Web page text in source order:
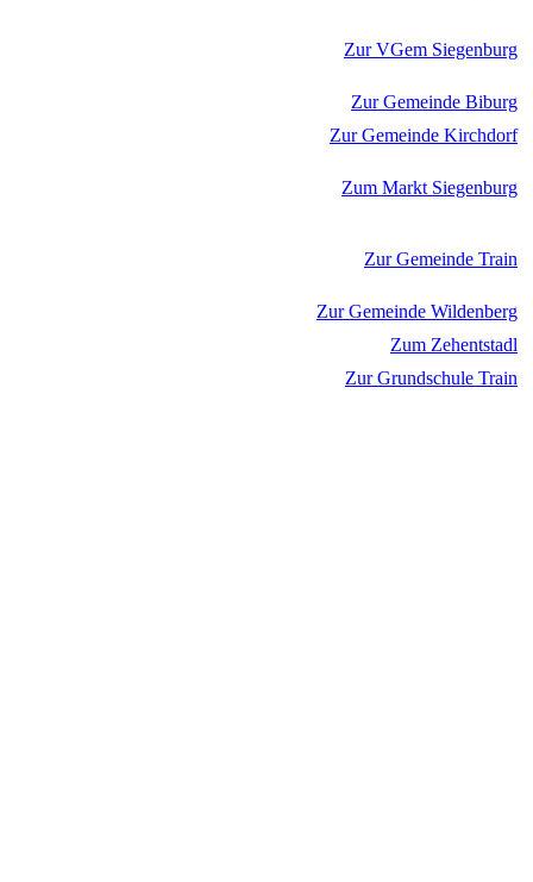
Zur VGem Siegenburg
Zur Gemeinde Biburg
Zur Gemeinde Kirchdorf
Zum Markt Siegenburg
Zur Gemeinde Train
Zur Gemeinde Wildenberg
Zum Zehentstadl
Zur Grundschule Train